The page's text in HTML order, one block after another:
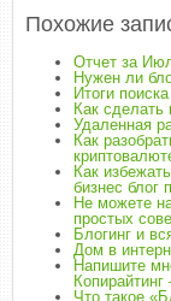
Похожие
Отчет за
Нужен ли
Итоги
Как сделать
Удаленная
Как
Как
бизнес блог
Не можете
простых
Блогинг и
Дом в
Напишите
Что такое